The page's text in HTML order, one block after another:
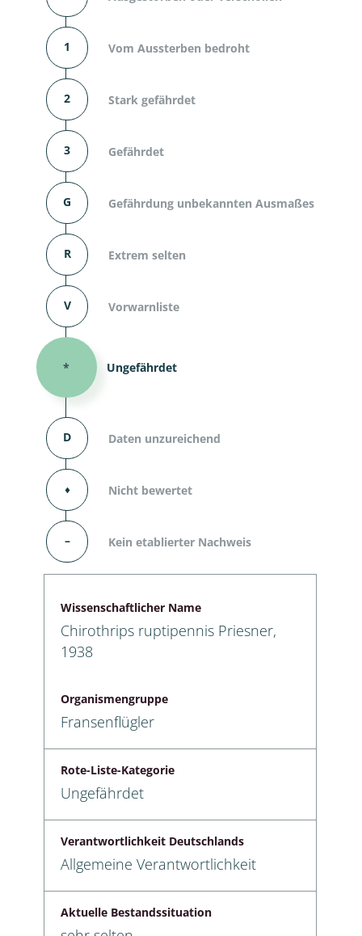
1 Vom Aussterben bedroht
2 Stark gefährdet
3 Gefährdet
G Gefährdung unbekannten Ausmaßes
R Extrem selten
V Vorwarnliste
* Ungefährdet
D Daten unzureichend
⬧ Nicht bewertet
– Kein etablierter Nachweis
Wissenschaftlicher Name
Chirothrips ruptipennis Priesner,
1938
Organismengruppe
Fransenflügler
Rote-Liste-Kategorie
Ungefährdet
Verantwortlichkeit Deutschlands
Allgemeine Verantwortlichkeit
Aktuelle Bestandssituation